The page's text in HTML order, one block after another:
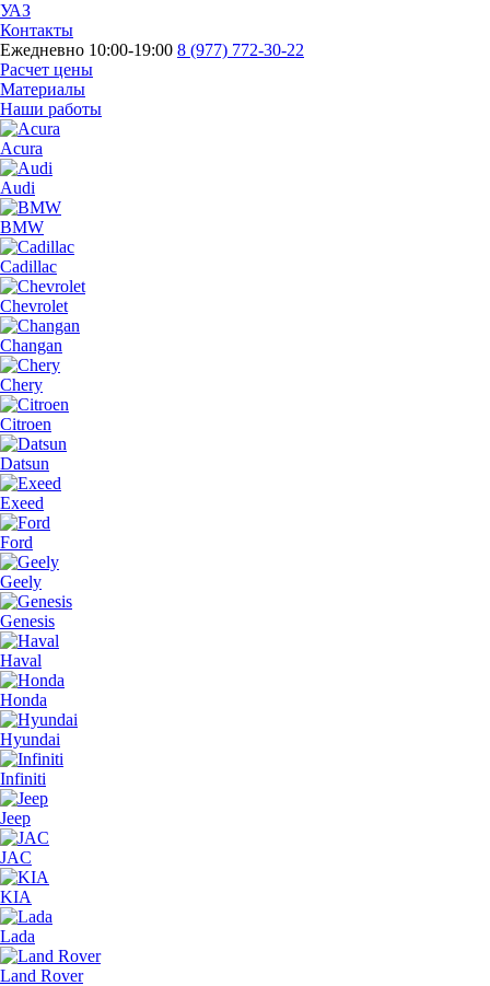
УАЗ
Контакты
Ежедневно 10:00-19:00 8 (977) 772-30-22
Расчет цены
Материалы
Наши работы
Acura
Audi
BMW
Cadillac
Chevrolet
Changan
Chery
Citroen
Datsun
Exeed
Ford
Geely
Genesis
Haval
Honda
Hyundai
Infiniti
Jeep
JAC
KIA
Lada
Land Rover